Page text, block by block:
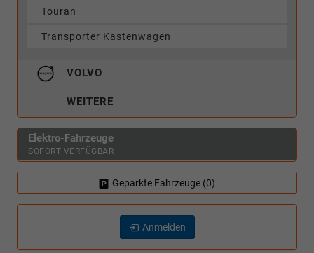
Touran
Transporter Kastenwagen
VOLVO
WEITERE
Elektro-Fahrzeuge
SOFORT VERFÜGBAR
Geparkte Fahrzeuge (0)
Anmelden